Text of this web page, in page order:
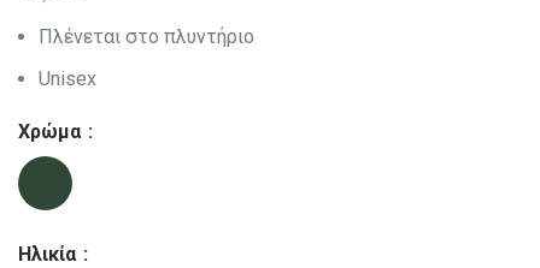
Πλένεται στο πλυντήριο
Unisex
Χρώμα
Ηλικία